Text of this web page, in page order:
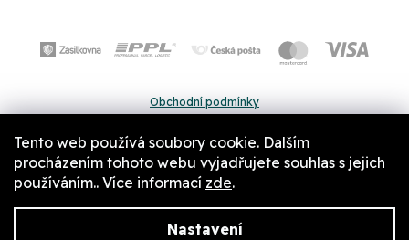
Tento web používá soubory cookie. Dalším
procházením tohoto webu vyjadřujete souhlas s jejich
používáním.. Více informací zde.
Nastavení
Obchodní podmínky
Pravidla a nastavení cookies